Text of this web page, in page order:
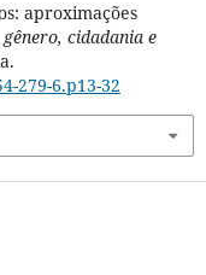
aproximações
cidadania e
279-6.p13-32